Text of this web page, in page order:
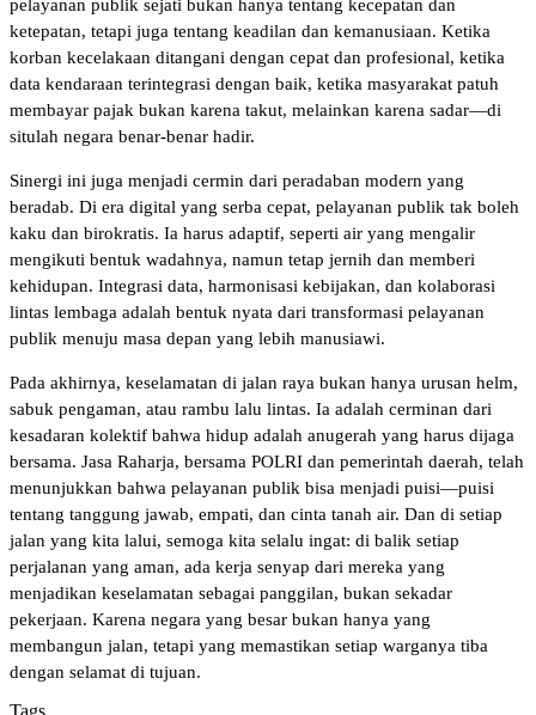
pelayanan publik sejati bukan hanya tentang kecepatan dan
ketepatan, tetapi juga tentang keadilan dan kemanusiaan. Ketika
korban kecelakaan ditangani dengan cepat dan profesional, ketika
data kendaraan terintegrasi dengan baik, ketika masyarakat patuh
membayar pajak bukan karena takut, melainkan karena sadar—di
situlah negara benar-benar hadir.
Sinergi ini juga menjadi cermin dari peradaban modern yang
beradab. Di era digital yang serba cepat, pelayanan publik tak boleh
kaku dan birokratis. Ia harus adaptif, seperti air yang mengalir
mengikuti bentuk wadahnya, namun tetap jernih dan memberi
kehidupan. Integrasi data, harmonisasi kebijakan, dan kolaborasi
lintas lembaga adalah bentuk nyata dari transformasi pelayanan
publik menuju masa depan yang lebih manusiawi.
Pada akhirnya, keselamatan di jalan raya bukan hanya urusan helm,
sabuk pengaman, atau rambu lalu lintas. Ia adalah cerminan dari
kesadaran kolektif bahwa hidup adalah anugerah yang harus dijaga
bersama. Jasa Raharja, bersama POLRI dan pemerintah daerah, telah
menunjukkan bahwa pelayanan publik bisa menjadi puisi—puisi
tentang tanggung jawab, empati, dan cinta tanah air. Dan di setiap
jalan yang kita lalui, semoga kita selalu ingat: di balik setiap
perjalanan yang aman, ada kerja senyap dari mereka yang
menjadikan keselamatan sebagai panggilan, bukan sekadar
pekerjaan. Karena negara yang besar bukan hanya yang
membangun jalan, tetapi yang memastikan setiap warganya tiba
dengan selamat di tujuan.
Tags